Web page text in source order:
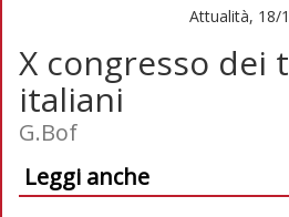
Attualità, 18/
X congresso dei
italiani
G.Bof
Leggi anche